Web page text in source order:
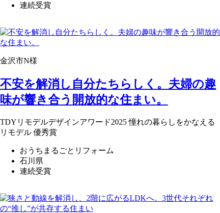
連続受賞
金沢市N様
不安を解消し自分たちらしく。夫婦の趣
味が響き合う開放的な住まい。
TDYリモデルデザインアワード2025 憧れの暮らしをかなえる
リモデル 優秀賞
おうちまるごとリフォーム
石川県
連続受賞